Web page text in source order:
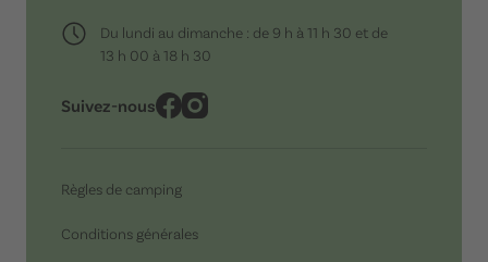
Du lundi au dimanche : de 9 h à 11 h 30 et de
13 h 00 à 18 h 30
Suivez-nous
Règles de camping
Conditions générales